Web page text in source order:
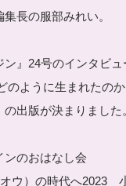
長の服部みれい。
ン』24号のインタビュ
のように生まれたのか
出版が決まりました
ンのおはなし会
ウ）の時代へ2023